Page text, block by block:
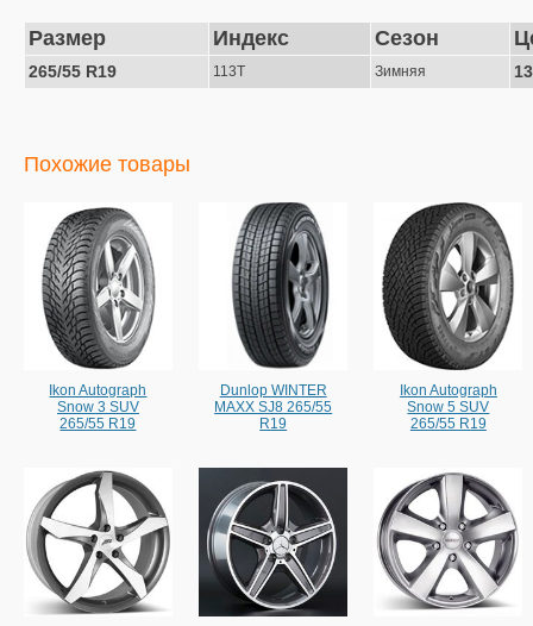
Размер Индекс Сезон
265/55 R19 113T Зимняя
Похожие товары
Ikon Autograph
Snow 3 SUV
265/55 R19
Dunlop WINTER
MAXX SJ8 265/55
R19
Ikon Autograph
Snow 5 SUV
265/55 R19